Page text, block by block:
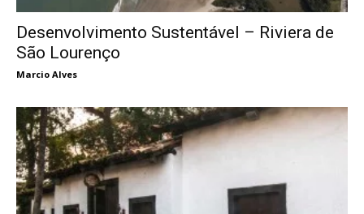
Desenvolvimento Sustentável – Riviera de
São Lourenço
Marcio Alves